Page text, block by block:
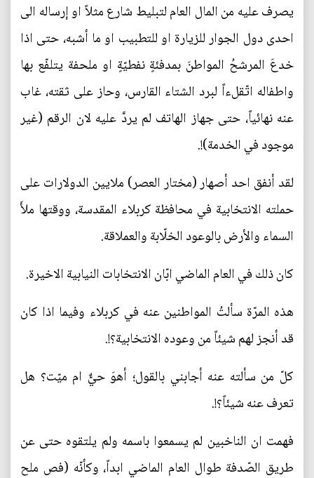
يصرف عليه من المال العام لتبليط شارع مثلاً او إرساله الى
احدى دول الجوار للزيارة او للتطبيب او ما أشبه، حتى اذا
خدعَ المرشحُ المواطنَ بمدفئةٍ نفطيّةٍ او ملحفة يتلفّع بها
واطفاله اتّقلءاً لبرد الشتاء القارس، وحاز على ثقته، غاب
عنه نهائياً، حتى جهاز الهاتف لم يردَّ عليه لان الرقم (غير
موجود في الخدمة)!.
لقد أنفق احد أصهار (مختار العصر) ملايين الدولارات على
حملته الانتخابية في محافظة كربلاء المقدسة، ووقتها ملأَ
السماء والأرض بالوعود الخلّابة والعملاقة.
كان ذلك في العام الماضي ابّان الانتخابات النيابية الاخيرة.
هذه المرّة سألتُ المواطنين عنه في كربلاء وفيما اذا كان
قد أنجز لهم شيئاً من وعوده الانتخابية؟!.
كلّ من سألته عنه أجابني بالقول؛ أهوَ حيٌّ ام ميّت؟ هل
تعرف عنه شيئاً؟!.
فهمت ان الناخبين لم يسمعوا باسمه ولم يلتقوه حتى عن
طريق الصّدفة طوال العام الماضي ابداً، وكأنّه (فص ملح